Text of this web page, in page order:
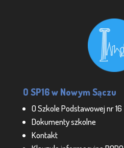
O SP16 w Nowym Sączu
O Szkole Podstawowej nr 16
Dokumenty szkolne
Kontakt